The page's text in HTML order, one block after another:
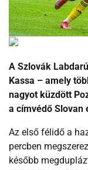
A Szlovák
Kassa – amely
nagyot küzdött
a címvédő Slovan
Az első félidő a
percben
később